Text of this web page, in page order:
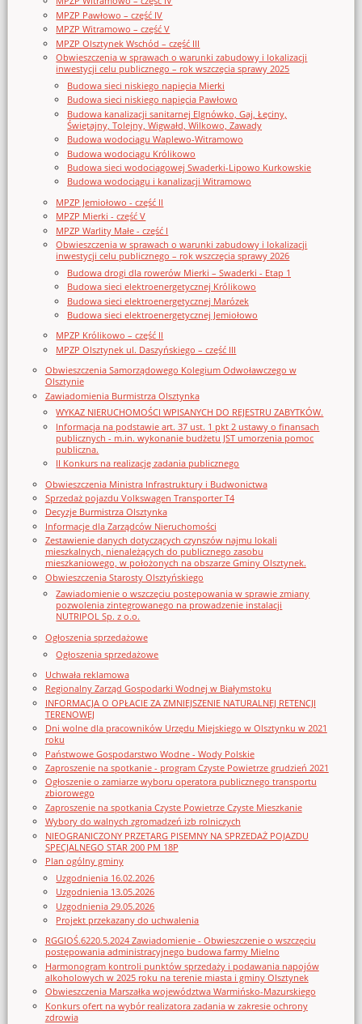
MPZP Pawłowo – część IV
MPZP Witramowo – część V
MPZP Olsztynek Wschód – część III
Obwieszczenia w sprawach o warunki zabudowy i lokalizacji
inwestycji celu publicznego – rok wszczęcia sprawy 2025
Budowa sieci niskiego napięcia Mierki
Budowa sieci niskiego napięcia Pawłowo
Budowa kanalizacji sanitarnej Elgnówko, Gaj, Łęciny,
Świętajny, Tolejny, Wigwałd, Wilkowo, Zawady
Budowa wodociągu Waplewo-Witramowo
Budowa wodociągu Królikowo
Budowa sieci wodociągowej Swaderki-Lipowo Kurkowskie
Budowa wodociągu i kanalizacji Witramowo
MPZP Jemiołowo - część II
MPZP Mierki - część V
MPZP Warlity Małe - część I
Obwieszczenia w sprawach o warunki zabudowy i lokalizacji
inwestycji celu publicznego – rok wszczęcia sprawy 2026
Budowa drogi dla rowerów Mierki – Swaderki - Etap 1
Budowa sieci elektroenergetycznej Królikowo
Budowa sieci elektroenergetycznej Marózek
Budowa sieci elektroenergetycznej Jemiołowo
MPZP Królikowo – część II
MPZP Olsztynek ul. Daszyńskiego – część III
Obwieszczenia Samorządowego Kolegium Odwoławczego w
Olsztynie
Zawiadomienia Burmistrza Olsztynka
WYKAZ NIERUCHOMOŚCI WPISANYCH DO REJESTRU ZABYTKÓW.
Informacja na podstawie art. 37 ust. 1 pkt 2 ustawy o finansach
publicznych - m.in. wykonanie budżetu JST umorzenia pomoc
publiczna.
II Konkurs na realizację zadania publicznego
Obwieszczenia Ministra Infrastruktury i Budwonictwa
Sprzedaż pojazdu Volkswagen Transporter T4
Decyzje Burmistrza Olsztynka
Informacje dla Zarządców Nieruchomości
Zestawienie danych dotyczących czynszów najmu lokali
mieszkalnych, nienależących do publicznego zasobu
mieszkaniowego, w położonych na obszarze Gminy Olsztynek.
Obwieszczenia Starosty Olsztyńskiego
Zawiadomienie o wszczęciu postępowania w sprawie zmiany
pozwolenia zintegrowanego na prowadzenie instalacji
NUTRIPOL Sp. z o.o.
Ogłoszenia sprzedażowe
Ogłoszenia sprzedażowe
Uchwała reklamowa
Regionalny Zarząd Gospodarki Wodnej w Białymstoku
INFORMACJA O OPŁACIE ZA ZMNIEJSZENIE NATURALNEJ RETENCJI
TERENOWEJ
Dni wolne dla pracowników Urzędu Miejskiego w Olsztynku w 2021
roku
Państwowe Gospodarstwo Wodne - Wody Polskie
Zaproszenie na spotkanie - program Czyste Powietrze grudzień 2021
Ogłoszenie o zamiarze wyboru operatora publicznego transportu
zbiorowego
Zaproszenie na spotkania Czyste Powietrze Czyste Mieszkanie
Wybory do walnych zgromadzeń izb rolniczych
NIEOGRANICZONY PRZETARG PISEMNY NA SPRZEDAŻ POJAZDU
SPECJALNEGO STAR 200 PM 18P
Plan ogólny gminy
Uzgodnienia 16.02.2026
Uzgodnienia 13.05.2026
Uzgodnienia 29.05.2026
Projekt przekazany do uchwalenia
RGGIOŚ.6220.5.2024 Zawiadomienie - Obwieszczenie o wszczęciu
postępowania administracyjnego budowa farmy Mielno
Harmonogram kontroli punktów sprzedaży i podawania napojów
alkoholowych w 2025 roku na terenie miasta i gminy Olsztynek
Obwieszczenia Marszałka województwa Warmińsko-Mazurskiego
Konkurs ofert na wybór realizatora zadania w zakresie ochrony
zdrowia